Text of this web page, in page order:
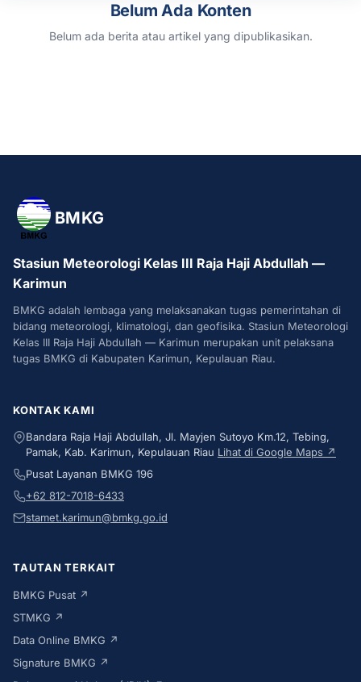
Belum Ada Konten
Belum ada berita atau artikel yang dipublikasikan.
BMKG
Stasiun Meteorologi Kelas III Raja Haji Abdullah —
Karimun
BMKG adalah lembaga yang melaksanakan tugas pemerintahan di
bidang meteorologi, klimatologi, dan geofisika. Stasiun Meteorologi
Kelas III Raja Haji Abdullah — Karimun merupakan unit pelaksana
tugas BMKG di Kabupaten Karimun, Kepulauan Riau.
KONTAK KAMI
Bandara Raja Haji Abdullah, Jl. Mayjen Sutoyo Km.12, Tebing,
Pamak, Kab. Karimun, Kepulauan Riau Lihat di Google Maps ↗
Pusat Layanan BMKG 196
+62 812-7018-6433
stamet.karimun@bmkg.go.id
TAUTAN TERKAIT
BMKG Pusat ↗
STMKG ↗
Data Online BMKG ↗
Signature BMKG ↗